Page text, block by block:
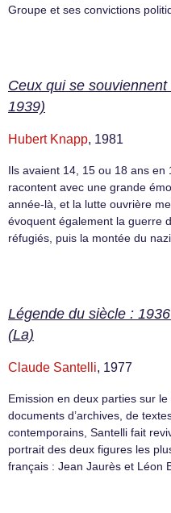
Groupe et ses convictions
Ceux qui se
1939)
Hubert Knapp, 1981
Ils avaient 14, 15 ou 18 ans
racontent avec une grande
année-là, et la lutte ouvrière
évoquent également la guerre
réfugiés, puis la montée du
Légende du siècle :
(La)
Claude Santelli, 1977
Emission en deux parties sur le
documents d’archives, de
contemporains, Santelli fait
portrait des deux figures les
français : Jean Jaurès et Léon